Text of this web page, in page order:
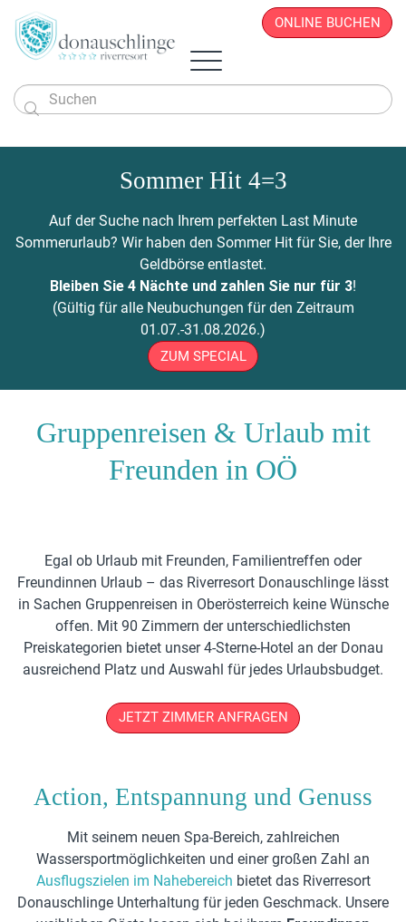
ONLINE BUCHEN
Winterurlaub
Geschichte
Team
Webcam
Zimmer & Angebote
Zimmerpreise
Donau.ALLinclusive.Leistungen
Stornobedingungen
Donau.PAUSCHALEN
Donau.EVENTS
Urlaub mit der Familie
Urlaub mit Freunden
Urlaub mit dem Hund
Singleurlaub mit Kind
Sportlich & Aktiv
Aktivprogramm
Radfahren
Donau-Radfähre
Bike Station
Badeerlebnis
Yoga an der Donau
Wellness-Paradies
Beauty & Kosmetik
Wickel & Packungen
Entspannungs-Pakete
Business & Seminare
Seminare & Tagungen
Firmenfeiern
Seminaranfrage
ONLINE BUCHEN
Kontakt
Zimmerpreise

Sommer Hit 4=3
Auf der Suche nach Ihrem perfekten Last Minute
Sommerurlaub? Wir haben den Sommer Hit für Sie, der Ihre
Geldbörse entlastet.
Bleiben Sie 4 Nächte und zahlen Sie nur für 3!
(Gültig für alle Neubuchungen für den Zeitraum
01.07.-31.08.2026.)
ZUM SPECIAL
Gruppenreisen & Urlaub mit
Freunden in OÖ
Egal ob Urlaub mit Freunden, Familientreffen oder
Freundinnen Urlaub – das Riverresort Donauschlinge lässt
in Sachen Gruppenreisen in Oberösterreich keine Wünsche
offen. Mit 90 Zimmern der unterschiedlichsten
Preiskategorien bietet unser 4-Sterne-Hotel an der Donau
ausreichend Platz und Auswahl für jedes Urlaubsbudget.
JETZT ZIMMER ANFRAGEN
Action, Entspannung und Genuss
Mit seinem neuen Spa-Bereich, zahlreichen
Wassersportmöglichkeiten und einer großen Zahl an
Ausflugszielen im Nahebereich bietet das Riverresort
Donauschlinge Unterhaltung für jeden Geschmack. Unsere